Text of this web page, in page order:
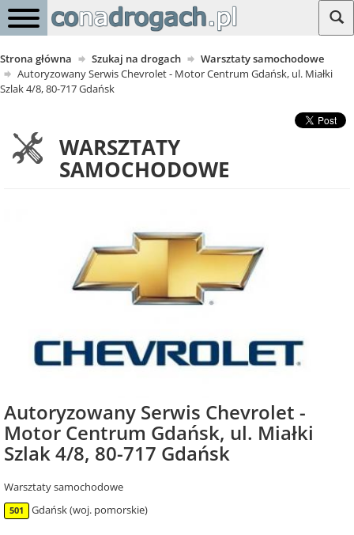
Strona główna Szukaj na drogach
Warsztaty samochodowe
Autoryzowany Serwis Chevrolet - Motor Centrum Gdańsk, ul. Miałki
Szlak 4/8, 80-717 Gdańsk
WARSZTATY
SAMOCHODOWE
Autoryzowany Serwis Chevrolet -
Motor Centrum Gdańsk, ul. Miałki
Szlak 4/8, 80-717 Gdańsk
Warsztaty samochodowe
501 Gdańsk (woj. pomorskie)